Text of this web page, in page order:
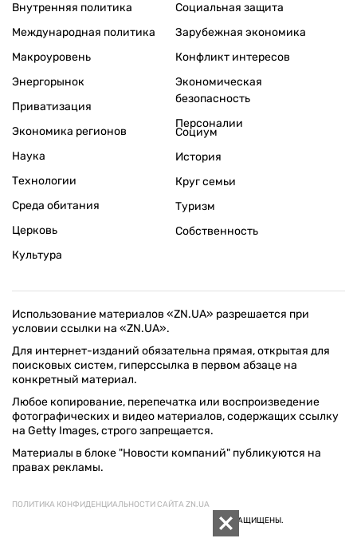
Внутренняя политика
Международная политика
Макроуровень
Энергорынок
Приватизация
Экономика регионов
Социальная защита
Зарубежная экономика
Конфликт интересов
Экономическая
безопасность
Персоналии
Наука
Технологии
Среда обитания
Церковь
Культура
Социум
История
Круг семьи
Туризм
Собственность
Использование материалов «ZN.UA» разрешается при
условии ссылки на «ZN.UA».
Для интернет-изданий обязательна прямая, открытая для
поисковых систем, гиперссылка в первом абзаце на
конкретный материал.
Любое копирование, перепечатка или воспроизведение
фотографических и видео материалов, содержащих ссылку
на Getty Images, строго запрещается.
Материалы в блоке "Новости компаний" публикуются на
правах рекламы.
ПОЛИТИКА КОНФИДЕНЦИАЛЬНОСТИ САЙТА ZN.UA
© 1994–2026 «ЗЕРКАЛО НЕДЕЛИ. УКРАИНА». ВСЕ ПРАВА ЗАЩИЩЕНЫ.